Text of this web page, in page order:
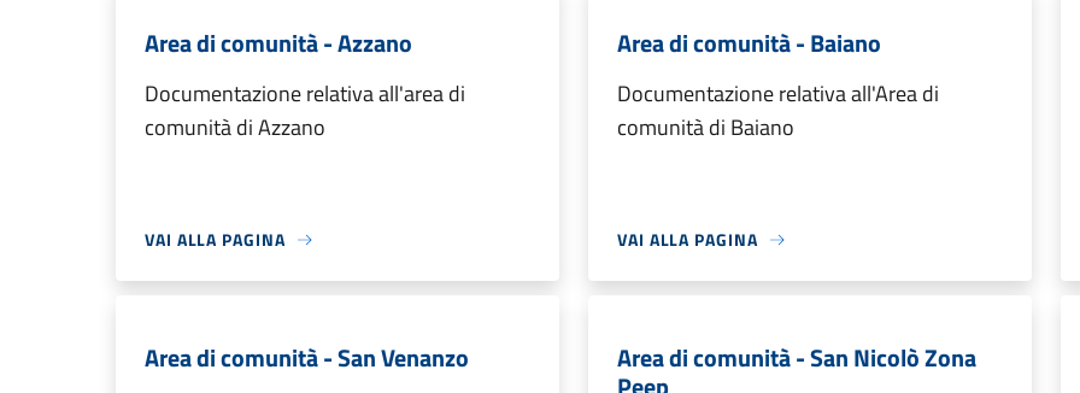
Area di comunità - Azzano
Documentazione relativa all'area di
comunità di Azzano
VAI ALLA PAGINA
Area di comunità - Baiano
Documentazione relativa all'Area di
comunità di Baiano
VAI ALLA PAGINA
Area di comunità - San Venanzo Area di comunità - San Nicolò Zona